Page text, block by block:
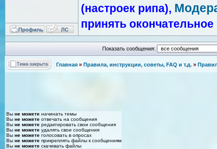
(настроек рипа),
принять
Показать сообщения:
Главная » Правила, инструкции, советы, FAQ и т.д. »
Вы не можете начинать темы
Вы не можете отвечать на сообщения
Вы не можете редактировать свои сообщения
Вы не можете удалять свои сообщения
Вы не можете голосовать в опросах
Вы не можете прикреплять файлы к сообщениям
Вы не можете скачивать файлы